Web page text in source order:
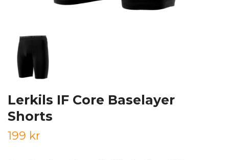
Lerkils IF Core Baselayer
Shorts
199 kr